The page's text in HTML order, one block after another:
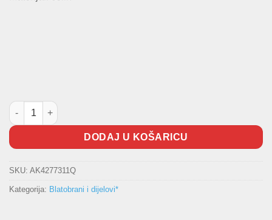
Blatobran Polo -2005 TopQuality količina
DODAJ U KOŠARICU
SKU: AK4277311Q
Kategorija: Blatobrani i dijelovi*